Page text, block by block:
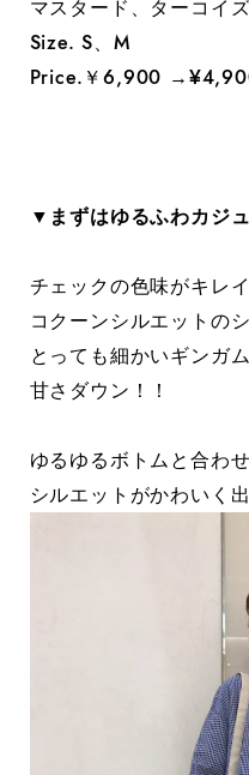
マスタード、ターコイズ
Size. S、M
Price.￥6,900
▼まずはゆるふわカジ
チェックの色味がキレ
コクーンシルエットの
とっても細かいギンガ
甘さダウン！！
ゆるゆるボトムと合わ
シルエットがかわいく